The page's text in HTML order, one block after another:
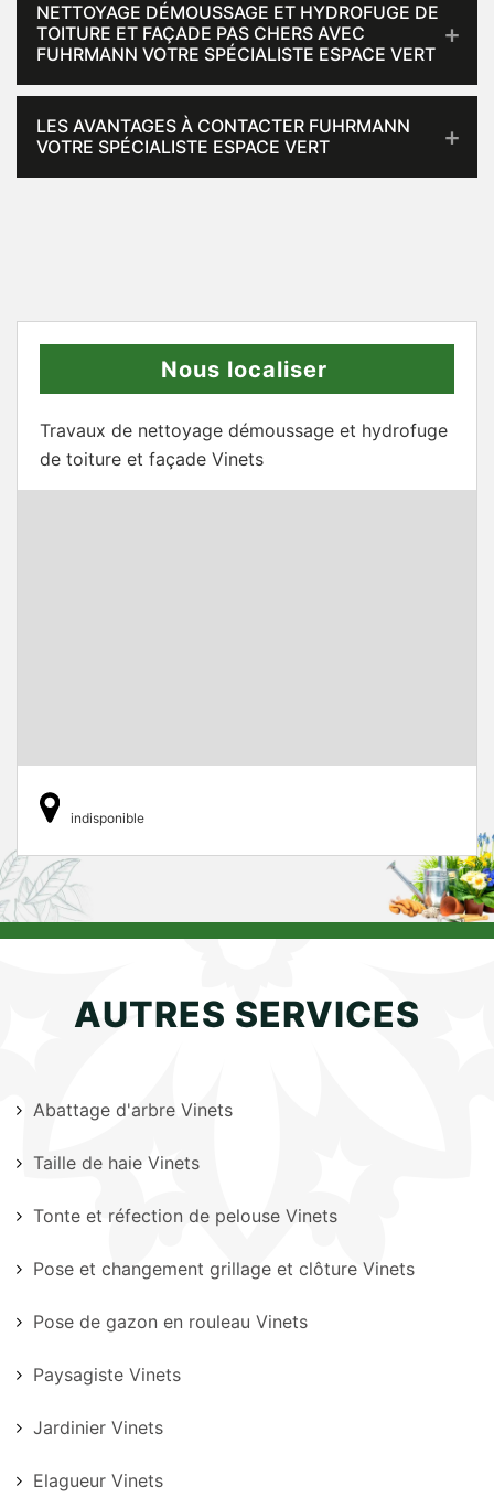
NETTOYAGE DÉMOUSSAGE ET HYDROFUGE DE
TOITURE ET FAÇADE PAS CHERS AVEC
FUHRMANN VOTRE SPÉCIALISTE ESPACE VERT
LES AVANTAGES À CONTACTER FUHRMANN
VOTRE SPÉCIALISTE ESPACE VERT
Nous localiser
Travaux de nettoyage démoussage et hydrofuge
de toiture et façade Vinets
indisponible
AUTRES SERVICES
Abattage d'arbre Vinets
Taille de haie Vinets
Tonte et réfection de pelouse Vinets
Pose et changement grillage et clôture Vinets
Pose de gazon en rouleau Vinets
Paysagiste Vinets
Jardinier Vinets
Elagueur Vinets